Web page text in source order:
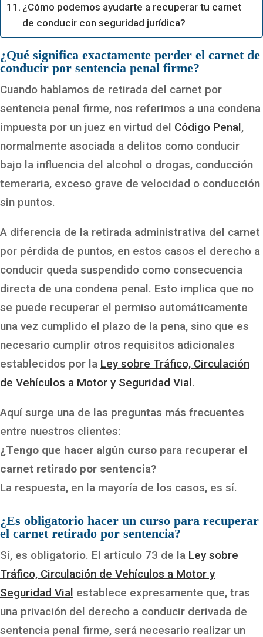
¿Cómo podemos ayudarte a recuperar tu carnet
de conducir con seguridad jurídica?
¿Qué significa exactamente perder el carnet de
conducir por sentencia penal firme?
Cuando hablamos de retirada del carnet por
sentencia penal firme, nos referimos a una condena
impuesta por un juez en virtud del Código Penal,
normalmente asociada a delitos como conducir
bajo la influencia del alcohol o drogas, conducción
temeraria, exceso grave de velocidad o conducción
sin puntos.
A diferencia de la retirada administrativa del carnet
por pérdida de puntos, en estos casos el derecho a
conducir queda suspendido como consecuencia
directa de una condena penal. Esto implica que no
se puede recuperar el permiso automáticamente
una vez cumplido el plazo de la pena, sino que es
necesario cumplir otros requisitos adicionales
establecidos por la Ley sobre Tráfico, Circulación
de Vehículos a Motor y Seguridad Vial.
Aquí surge una de las preguntas más frecuentes
entre nuestros clientes:
¿Tengo que hacer algún curso para recuperar el
carnet retirado por sentencia?
La respuesta, en la mayoría de los casos, es sí.
¿Es obligatorio hacer un curso para recuperar
el carnet retirado por sentencia?
Sí, es obligatorio. El artículo 73 de la Ley sobre
Tráfico, Circulación de Vehículos a Motor y
Seguridad Vial establece expresamente que, tras
una privación del derecho a conducir derivada de
sentencia penal firme, será necesario realizar un